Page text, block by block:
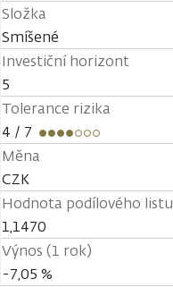
Složka
Smíšené
Investiční horizont
5
Tolerance rizika
4 / 7
Měna
CZK
Hodnota podílového listu
1,1470
Výnos (1 rok)
-7,05 %